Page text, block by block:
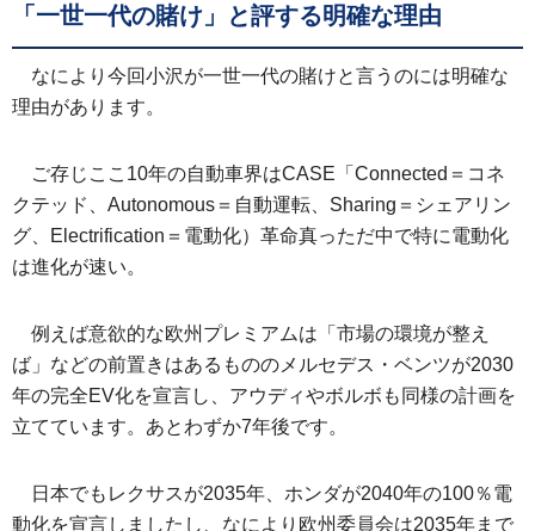
「一世一代の賭け」と評する明確な理由
なにより今回小沢が一世一代の賭けと言うのには明確な
理由があります。
ご存じここ10年の自動車界はCASE「Connected＝コネ
クテッド、Autonomous＝自動運転、Sharing＝シェアリン
グ、Electrification＝電動化）革命真っただ中で特に電動化
は進化が速い。
例えば意欲的な欧州プレミアムは「市場の環境が整え
ば」などの前置きはあるもののメルセデス・ベンツが2030
年の完全EV化を宣言し、アウディやボルボも同様の計画を
立てています。あとわずか7年後です。
日本でもレクサスが2035年、ホンダが2040年の100％電
動化を宣言しましたし、なにより欧州委員会は2035年まで